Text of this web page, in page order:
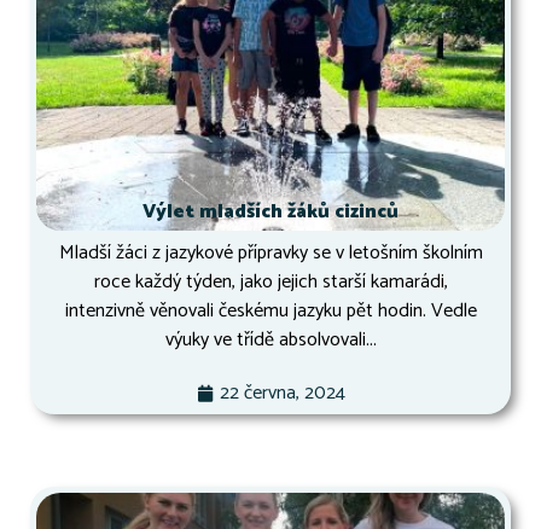
Výlet mladších žáků cizinců
Mladší žáci z jazykové přípravky se v letošním školním
roce každý týden, jako jejich starší kamarádi,
intenzivně věnovali českému jazyku pět hodin. Vedle
výuky ve třídě absolvovali...
22 června, 2024